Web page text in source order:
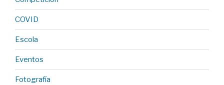
COVID
Escola
Eventos
Fotografía